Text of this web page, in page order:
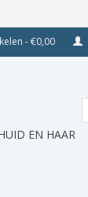
- €0,00
EN HAAR